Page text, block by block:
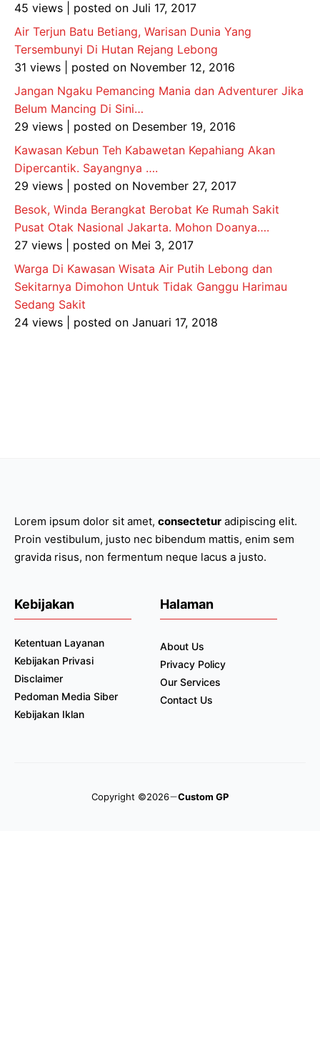
45 views
posted on Juli 17, 2017
Air Terjun Batu Betiang, Warisan Dunia Yang
Tersembunyi Di Hutan Rejang Lebong
31 views
posted on November 12, 2016
Jangan Ngaku Pemancing Mania dan Adventurer Jika
Belum Mancing Di Sini…
29 views
posted on Desember 19, 2016
Kawasan Kebun Teh Kabawetan Kepahiang Akan
Dipercantik. Sayangnya ….
29 views
posted on November 27, 2017
Besok, Winda Berangkat Berobat Ke Rumah Sakit
Pusat Otak Nasional Jakarta. Mohon Doanya….
27 views
posted on Mei 3, 2017
Warga Di Kawasan Wisata Air Putih Lebong dan
Sekitarnya Dimohon Untuk Tidak Ganggu Harimau
Sedang Sakit
24 views
posted on Januari 17, 2018
Lorem ipsum dolor sit amet, consectetur adipiscing elit.
Proin vestibulum, justo nec bibendum mattis, enim sem
gravida risus, non fermentum neque lacus a justo.
Kebijakan
Ketentuan Layanan
Kebijakan Privasi
Disclaimer
Pedoman Media Siber
Kebijakan Iklan
Halaman
About Us
Privacy Policy
Our Services
Contact Us
Copyright ©2026 Custom GP